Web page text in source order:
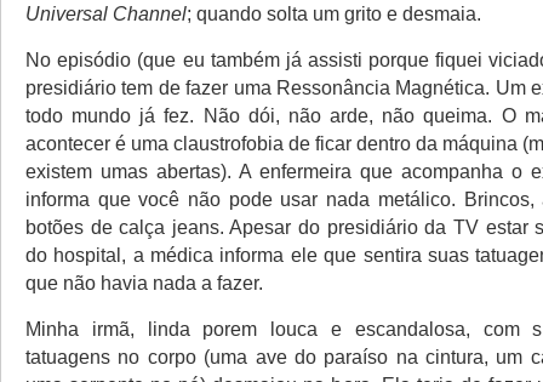
Universal Channel; quando solta um grito e desmaia.
No episódio (que eu também já assisti porque fiquei
presidiário tem de fazer uma Ressonância Magnética. Um
todo mundo já fez. Não dói, não arde, não queima. O
acontecer é uma claustrofobia de ficar dentro da máquina
existem umas abertas). A enfermeira que acompanha o
informa que você não pode usar nada metálico. Brincos,
botões de calça jeans. Apesar do presidiário da TV estar
do hospital, a médica informa ele que sentira suas
que não havia nada a fazer.
Minha irmã, linda porem louca e escandalosa, com
tatuagens no corpo (uma ave do paraíso na cintura, um